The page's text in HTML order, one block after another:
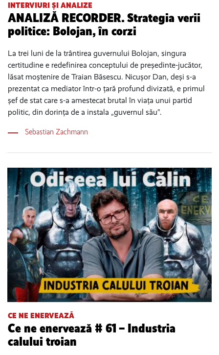
INTERVIURI ȘI ANALIZE
ANALIZĂ RECORDER. Strategia verii
politice: Bolojan, în corzi
La trei luni de la trântirea guvernului Bolojan, singura
certitudine e redefinirea conceptului de președinte-jucător,
lăsat moștenire de Traian Băsescu. Nicușor Dan, deși s-a
prezentat ca mediator într-o țară profund divizată, e primul
șef de stat care s-a amestecat brutal în viața unui partid
politic, din dorința de a instala „guvernul său”.
Sebastian Zachmann
CE NE ENERVEAZĂ
Ce ne enervează # 61 – Industria
calului troian